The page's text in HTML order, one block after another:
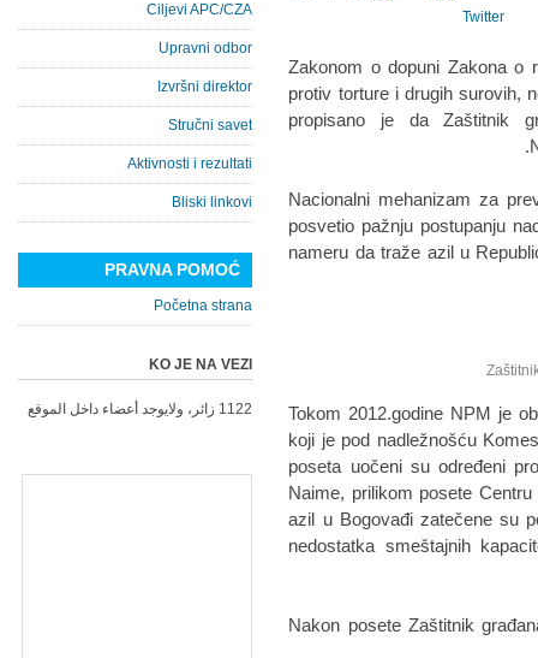
Twitter
Zakonom o dopuni Zakona o
protiv torture i drugih surovih,
propisano je da Zaštitnik
Nacionalni mehanizam za
posvetio pažnju postupanju
nameru da traže azil u
Tokom 2012.godine NPM je
koji je pod nadležnošću
poseta uočeni su određeni
Naime, prilikom posete
azil u Bogovađi zatečene su
nedostatka smeštajnih
Nakon posete Zaštitnik
Ciljevi APC/CZA
Upravni odbor
Izvršni direktor
Stručni savet
Aktivnosti i rezultati
Bliski linkovi
PRAVNA POMOĆ
Početna strana
KO JE NA VEZI
1122 زائر، ولايوجد أعضاء داخل الموقع